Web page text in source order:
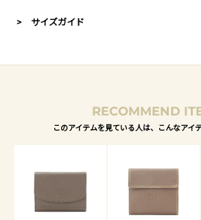
> サイズガイド
RECOMMEND
このアイテムを見ている人は、こんなアイ